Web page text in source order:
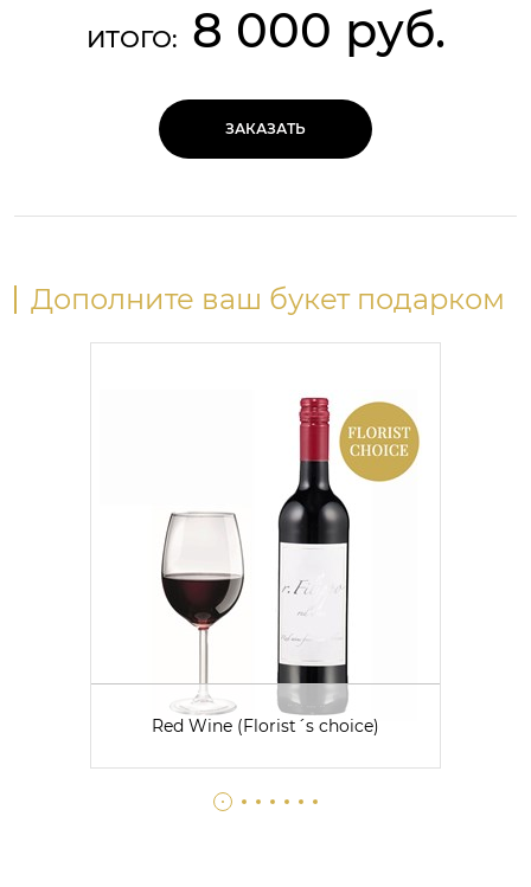
ИТОГО: 8 000 руб.
ЗАКАЗАТЬ
Дополните ваш букет подарком
Red Wine (Florist´s choice)